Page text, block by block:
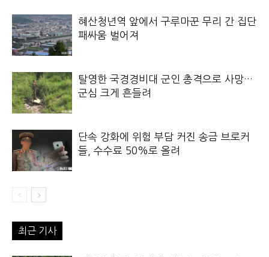
혜산청년역 앞에서 구루마꾼 무리 간 집단
패싸움 벌어져
탈영한 국경경비대 군인 총격으로 사망…
군심 크게 흔들려
단속 강화에 위험 부담 커진 송금 브로커
들, 수수료 50%로 올려
최근 기사